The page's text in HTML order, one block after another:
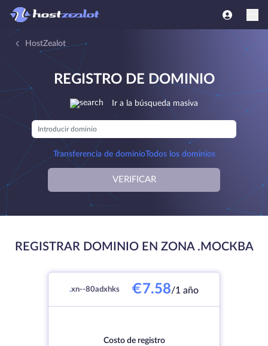
HostZealot
REGISTRO DE DOMINIO
Ir a la búsqueda masiva
Transferencia de dominioTodos los dominios
VERIFICAR
REGISTRAR DOMINIO EN ZONA .МОСКВА
.xn--80adxhks €7.58/1 año
Costo de registro